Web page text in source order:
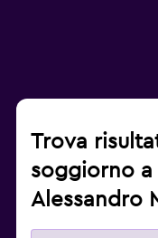
Trova
soggiorno
Alessandro